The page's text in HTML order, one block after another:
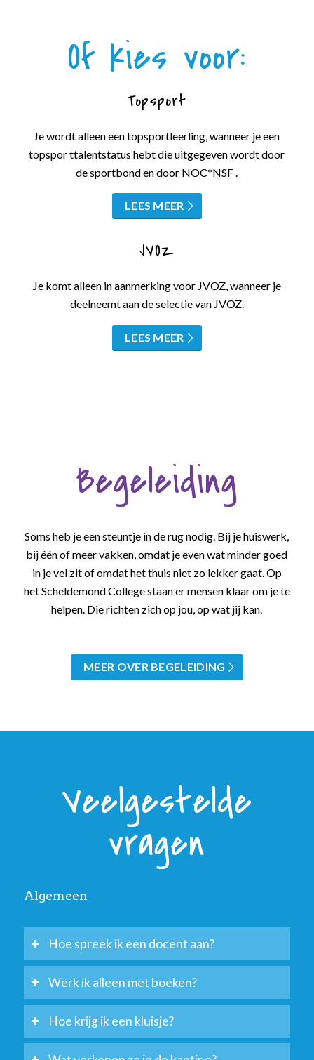
Of kies voor:
Topsport
Je wordt alleen een topsportleerling, wanneer je een
topspor ttalentstatus hebt die uitgegeven wordt door
de sportbond en door NOC*NSF .
LEES MEER
JVOZ
Je komt alleen in aanmerking voor JVOZ, wanneer je
deelneemt aan de selectie van JVOZ.
LEES MEER
Begeleiding
Soms heb je een steuntje in de rug nodig. Bij je huiswerk,
bij één of meer vakken, omdat je even wat minder goed
in je vel zit of omdat het thuis niet zo lekker gaat. Op
het Scheldemond College staan er mensen klaar om je te
helpen. Die richten zich op jou, op wat jij kan.
MEER OVER BEGELEIDING
Veelgestelde
vragen
Algemeen
Hoe spreek ik een docent aan?
Werk ik alleen met boeken?
Hoe krijg ik een kluisje?